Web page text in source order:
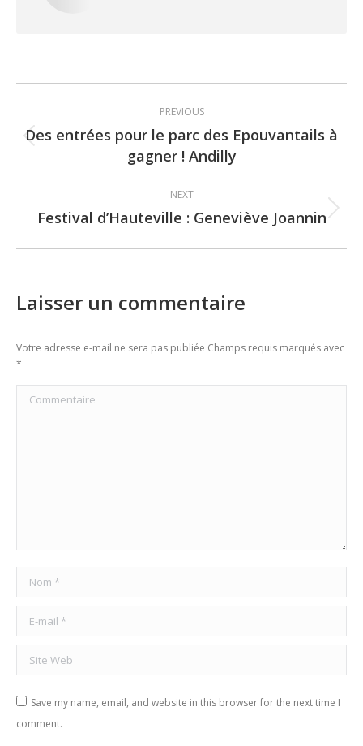
navigation
PREVIOUS
Previous
post:
Des entrées pour le parc des Epouvantails à
gagner ! Andilly
NEXT
Next
Festival d’Hauteville : Geneviève Joannin
Laisser un commentaire
Votre adresse e-mail ne sera pas publiée Champs requis marqués avec
*
Commentaire
Nom *
E-mail *
Site Web
Save my name, email, and website in this browser for the next time I
comment.